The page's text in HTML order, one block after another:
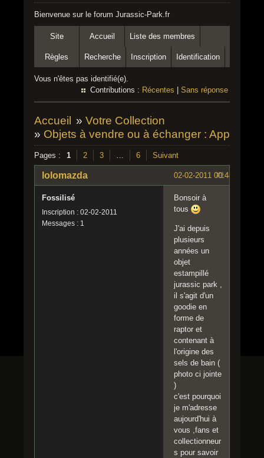
Bienvenue sur le forum Jurassic-Park.fr
Site Accueil Liste des membres
Règles Recherche Inscription Identification
Vous n'êtes pas identifié(e).
Contributions : Récentes Sans réponse
Accueil » Votre Collection
» Objets à vendre ou à échanger : Appel
Pages : 1 2 3 … 6 Suivant
#1
02-02-2011 00:44:36
lolomazda
Fossilisé
Inscription : 02-02-2011
Messages : 1
Bonsoir à
tous
J'ai depuis
plusieurs
années un
objet
estampillé
jurassic park ,
il s'agit d'un
goodie en
forme de
raptor et
contenant à
l'origine des
sels de bain (
photo ci jointe
)
c'est pourquoi
je m'adresse
aujourd'hui à
vous ,fans et
collectionneur
s pour savoir